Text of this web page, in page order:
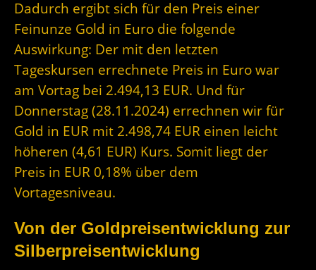
Dadurch ergibt sich für den Preis einer
Feinunze Gold in Euro die folgende
Auswirkung: Der mit den letzten
Tageskursen errechnete Preis in Euro war
am Vortag bei 2.494,13 EUR. Und für
Donnerstag (28.11.2024) errechnen wir für
Gold in EUR mit 2.498,74 EUR einen leicht
höheren (4,61 EUR) Kurs. Somit liegt der
Preis in EUR 0,18% über dem
Vortagesniveau.
Von der Goldpreisentwicklung zur
Silberpreisentwicklung